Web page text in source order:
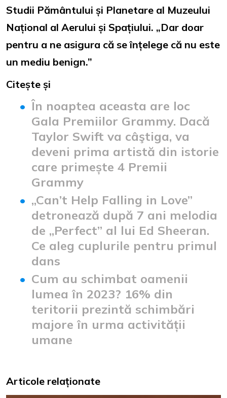
Studii Pământului și Planetare al Muzeului
Național al Aerului și Spațiului. „Dar doar
pentru a ne asigura că se înțelege că nu este
un mediu benign.”
Citește și
În noaptea aceasta are loc
Gala Premiilor Grammy. Dacă
Taylor Swift va câştiga, va
deveni prima artistă din istorie
care primește 4 Premii
Grammy
„Can’t Help Falling in Love”
detronează după 7 ani melodia
de „Perfect” al lui Ed Sheeran.
Ce aleg cuplurile pentru primul
dans
Cum au schimbat oamenii
lumea în 2023? 16% din
teritorii prezintă schimbări
majore în urma activității
umane
Articole relaționate